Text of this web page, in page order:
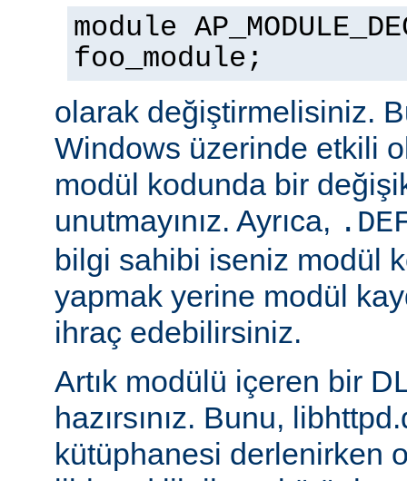
module
foo_module;
olarak değiştirmelisiniz.
Windows üzerinde etkili
modül kodunda bir
unutmayınız. Ayrıca,
bilgi sahibi iseniz modül
yapmak yerine modül
ihraç edebilirsiniz.
Artık modülü içeren bir
hazırsınız. Bunu,
kütüphanesi derlenirken